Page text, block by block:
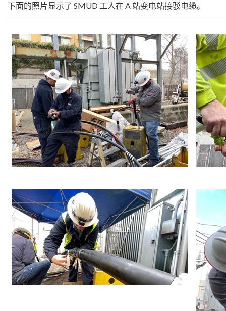
下面的照片显示了 SMUD 工人在 A 站变电站接驳电缆。